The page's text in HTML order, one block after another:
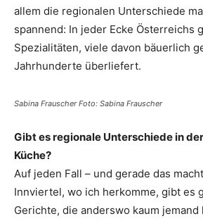
allem die regionalen Unterschiede
spannend: In jeder Ecke Österreichs
Spezialitäten, viele davon bäuerlich
Jahrhunderte überliefert.
Sabina Frauscher Foto: Sabina Frauscher
Gibt es regionale Unterschiede in
Küche?
Auf jeden Fall – und gerade das
Innviertel, wo ich herkomme, gibt es
Gerichte, die anderswo kaum jemand